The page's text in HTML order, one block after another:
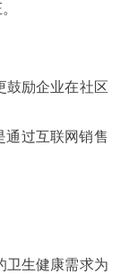
鼓励企业在社区
通过互联网销售
卫生健康需求为